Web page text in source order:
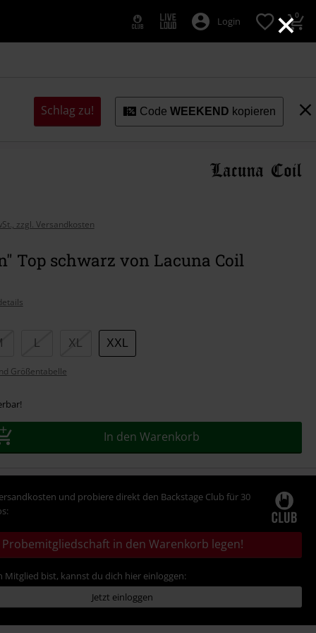
×
Login 0
Schlag zu! CodeWEEKEND kopieren
zzgl. Versandkosten
Top schwarz von Lacuna Coil
XL XXL
Größentabelle
In den Warenkorb
und probiere direkt den Backstage Club für 30
Probemitgliedschaft in den Warenkorb legen!
Mitglied bist, kannst du dich hier einloggen:
Jetzt einloggen